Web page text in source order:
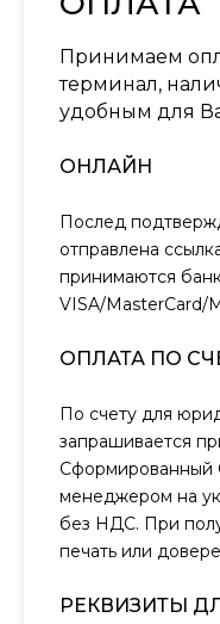
Принимаем
терминал,
удобным для
ОНЛАЙН
Послед
отправлена
принимаются
VISA/
ОПЛАТА ПО
По счету для
запрашивается
Сформированный
менеджером на
без НДС. При
печать или
РЕКВИЗИТЫ